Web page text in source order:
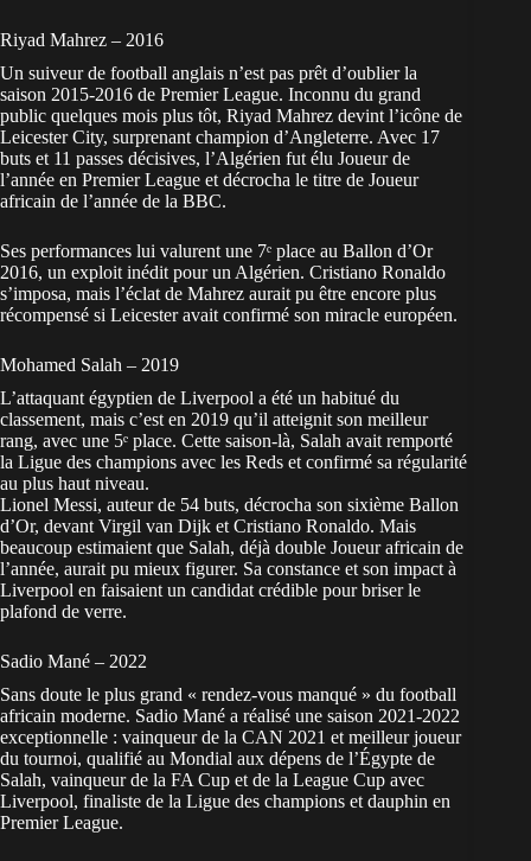
Riyad Mahrez – 2016
Un suiveur de football anglais n’est pas prêt d’oublier la
saison 2015-2016 de Premier League. Inconnu du grand
public quelques mois plus tôt, Riyad Mahrez devint l’icône de
Leicester City, surprenant champion d’Angleterre. Avec 17
buts et 11 passes décisives, l’Algérien fut élu Joueur de
l’année en Premier League et décrocha le titre de Joueur
africain de l’année de la BBC.
Ses performances lui valurent une 7ᵉ place au Ballon d’Or
2016, un exploit inédit pour un Algérien. Cristiano Ronaldo
s’imposa, mais l’éclat de Mahrez aurait pu être encore plus
récompensé si Leicester avait confirmé son miracle européen.
Mohamed Salah – 2019
L’attaquant égyptien de Liverpool a été un habitué du
classement, mais c’est en 2019 qu’il atteignit son meilleur
rang, avec une 5ᵉ place. Cette saison-là, Salah avait remporté
la Ligue des champions avec les Reds et confirmé sa régularité
au plus haut niveau.
Lionel Messi, auteur de 54 buts, décrocha son sixième Ballon
d’Or, devant Virgil van Dijk et Cristiano Ronaldo. Mais
beaucoup estimaient que Salah, déjà double Joueur africain de
l’année, aurait pu mieux figurer. Sa constance et son impact à
Liverpool en faisaient un candidat crédible pour briser le
plafond de verre.
Sadio Mané – 2022
Sans doute le plus grand « rendez-vous manqué » du football
africain moderne. Sadio Mané a réalisé une saison 2021-2022
exceptionnelle : vainqueur de la CAN 2021 et meilleur joueur
du tournoi, qualifié au Mondial aux dépens de l’Égypte de
Salah, vainqueur de la FA Cup et de la League Cup avec
Liverpool, finaliste de la Ligue des champions et dauphin en
Premier League.